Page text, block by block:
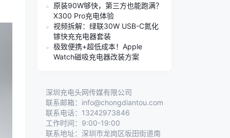
原装90W够快，第三方也能跑满？
X300 Pro充电体验
视频拆解：绿联30W USB-C氮化
镓快充充电器套装
极致便携+超低成本！Apple
Watch磁吸充电器改装方案
深圳充电头网传媒有限公司
联系邮箱：info@chongdiantou.com
联系电话：13242973846
工作时间：9:00-19:00
联系地址：深圳市龙岗区坂田街道南